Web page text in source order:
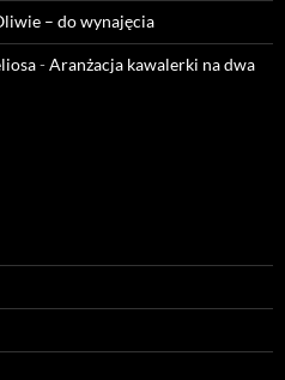
– do wynajęcia
-Aranżacja kawalerki na dwa